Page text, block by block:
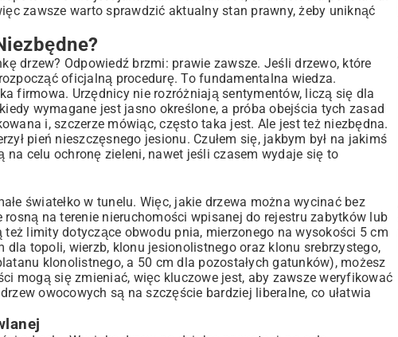
zawsze warto sprawdzić aktualny stan prawny, żeby uniknąć
drzew? Odpowiedź brzmi: prawie zawsze. Jeśli drzewo, które
oficjalną procedurę. To fundamentalna wiedza.
firmowa. Urzędnicy nie rozróżniają sentymentów, liczą się dla
wymagane jest jasno określone, a próba obejścia tych zasad
i, szczerze mówiąc, często taka jest. Ale jest też niezbędna.
pień nieszczęsnego jesionu. Czułem się, jakbym był na jakimś
na celu ochronę zieleni, nawet jeśli czasem wydaje się to
światełko w tunelu. Więc, jakie drzewa można wycinać bez
na terenie nieruchomości wpisanej do rejestru zabytków lub
limity dotyczące obwodu pnia, mierzonego na wysokości 5 cm
topoli, wierzb, klonu jesionolistnego oraz klonu srebrzystego,
klonolistnego, a 50 cm dla pozostałych gatunków), możesz
mogą się zmieniać, więc kluczowe jest, aby zawsze weryfikować
owocowych są na szczęście bardziej liberalne, co ułatwia